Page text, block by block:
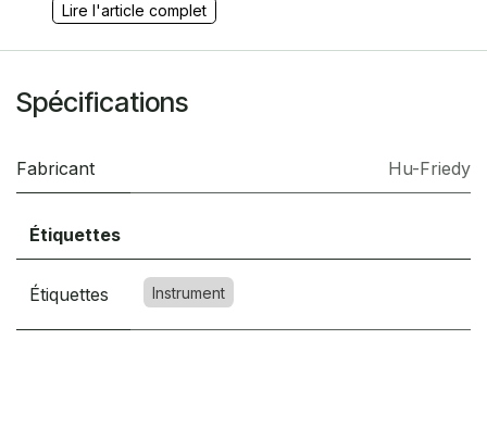
Lire l'article complet
Spécifications
Fabricant Hu-Friedy
Étiquettes
Étiquettes Instrument